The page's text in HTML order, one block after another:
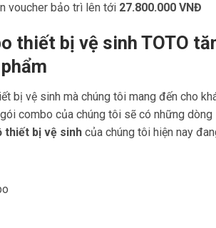
voucher bảo trì lên tới 27.800.000 VNĐ
thiết bị vệ sinh TOTO
bị vệ sinh mà chúng tôi mang đến cho
combo của chúng tôi sẽ có những
thiết bị vệ sinh của chúng tôi hiện nay